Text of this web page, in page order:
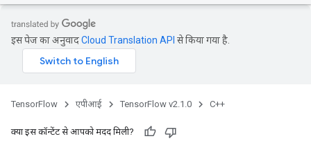
इस पेज का अनुवादCloud Translation API से किया गया है.
TensorFlow एपीआई TensorFlow v2.1.0 C++
क्या इस कॉन्टेंट से आपको मदद मिली?